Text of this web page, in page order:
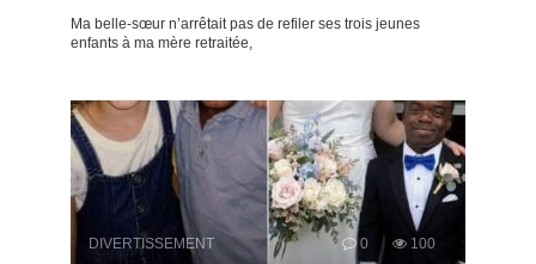
Ma belle-sœur n’arrêtait pas de refiler ses trois jeunes
enfants à ma mère retraitée,
DIVERTISSEMENT 0 100